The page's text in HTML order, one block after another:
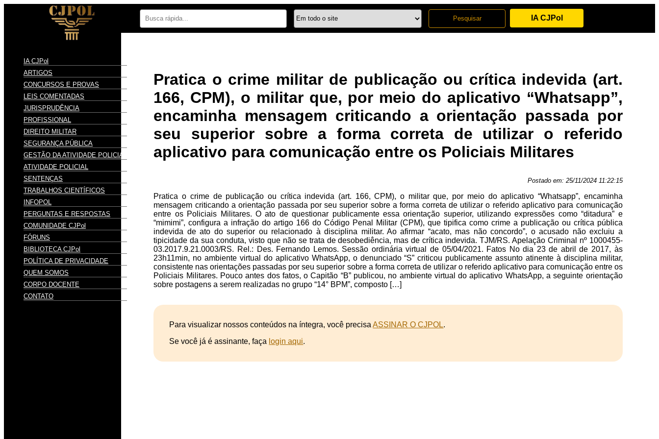
IA CJPol
IA CJPol
ARTIGOS
CONCURSOS E PROVAS
LEIS COMENTADAS
JURISPRUDÊNCIA
PROFISSIONAL
DIREITO MILITAR
SEGURANÇA PÚBLICA
GESTÃO DA ATIVIDADE POLICIAL
ATIVIDADE POLICIAL
SENTENÇAS
TRABALHOS CIENTÍFICOS
INFOPOL
PERGUNTAS E RESPOSTAS
COMUNIDADE CJPol
FÓRUNS
BIBLIOTECA CJPol
POLÍTICA DE PRIVACIDADE
QUEM SOMOS
CORPO DOCENTE
CONTATO
Pratica o crime militar de publicação ou crítica indevida (art.
166, CPM), o militar que, por meio do aplicativo “Whatsapp”,
encaminha mensagem criticando a orientação passada por
seu superior sobre a forma correta de utilizar o referido
aplicativo para comunicação entre os Policiais Militares
Postado em: 25/11/2024 11:22:15
Pratica o crime de publicação ou crítica indevida (art. 166, CPM), o militar que, por meio do aplicativo “Whatsapp”, encaminha
mensagem criticando a orientação passada por seu superior sobre a forma correta de utilizar o referido aplicativo para comunicação
entre os Policiais Militares. O ato de questionar publicamente essa orientação superior, utilizando expressões como “ditadura” e
“mimimi”, configura a infração do artigo 166 do Código Penal Militar (CPM), que tipifica como crime a publicação ou crítica pública
indevida de ato do superior ou relacionado à disciplina militar. Ao afirmar “acato, mas não concordo”, o acusado não excluiu a
tipicidade da sua conduta, visto que não se trata de desobediência, mas de crítica indevida. TJM/RS. Apelação Criminal nº 1000455-
03.2017.9.21.0003/RS. Rel.: Des. Fernando Lemos. Sessão ordinária virtual de 05/04/2021. Fatos No dia 23 de abril de 2017, às
23h11min, no ambiente virtual do aplicativo WhatsApp, o denunciado “S” criticou publicamente assunto atinente à disciplina militar,
consistente nas orientações passadas por seu superior sobre a forma correta de utilizar o referido aplicativo para comunicação entre os
Policiais Militares. Pouco antes dos fatos, o Capitão “B” publicou, no ambiente virtual do aplicativo WhatsApp, a seguinte orientação
sobre postagens a serem realizadas no grupo “14° BPM”, composto […]
Para visualizar nossos conteúdos na íntegra, você precisaASSINAR O CJPOL.
Se você já é assinante, faça login aqui.